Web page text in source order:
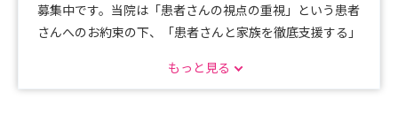
募集中です。当院は「患者さんの視点の重視」という患者
さんへのお約束の下、「患者さんと家族を徹底支援する」
ぜひ体感してください。たくさんの方のご応募を心よりお
もっと見る